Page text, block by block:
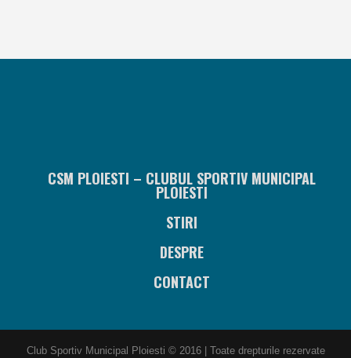
CSM PLOIESTI – CLUBUL SPORTIV MUNICIPAL
PLOIESTI
STIRI
DESPRE
CONTACT
Club Sportiv Municipal Ploiesti © 2016 | Toate drepturile rezervate